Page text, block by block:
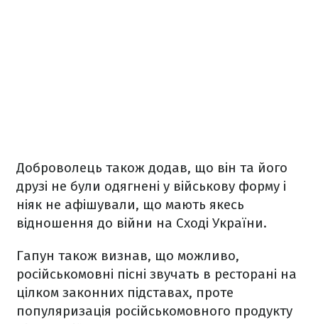
Доброволець також додав, що він та його
друзі не були одягнені у військову форму і
ніяк не афішували, що мають якесь
відношення до війни на Сході України.
Гапун також визнав, що можливо,
російськомовні пісні звучать в ресторані на
цілком законних підставах, проте
популяризація російськомовного продукту